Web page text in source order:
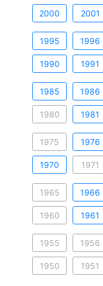
2000 2001
1995 1996
1990 1991
1985 1986
1980 1981
1975 1976
1970 1971
1965 1966
1960 1961
1955 1956
1950 1951